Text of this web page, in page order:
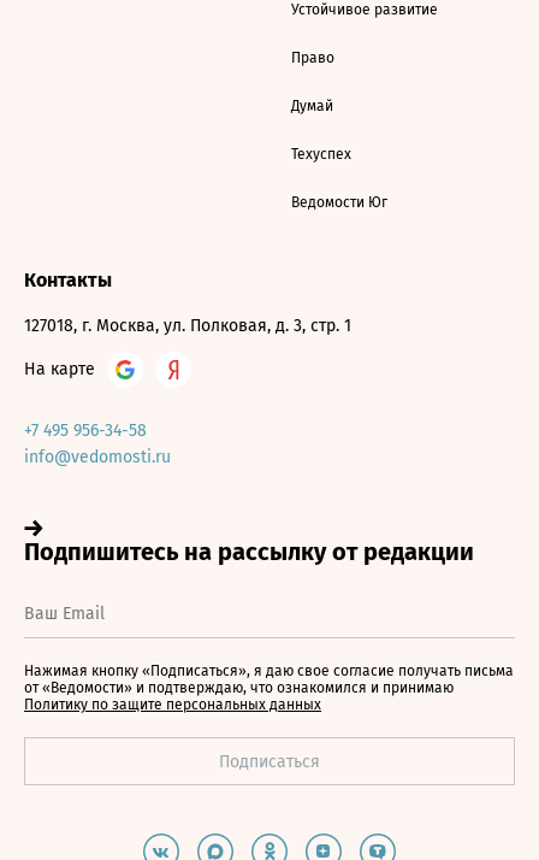
Устойчивое развитие
Право
Думай
Техуспех
Ведомости Юг
Контакты
127018, г. Москва, ул. Полковая, д. 3, стр. 1
На карте
+7 495 956-34-58
info@vedomosti.ru
Нажимая кнопку «Подписаться», я даю свое согласие получать письма
от «Ведомости» и подтверждаю, что ознакомился и принимаю
Политику по защите персональных данных